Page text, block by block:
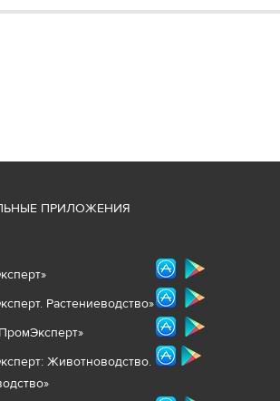
ПРИЛОЖЕНИЯ
»
Растениеводство»
Животноводство.